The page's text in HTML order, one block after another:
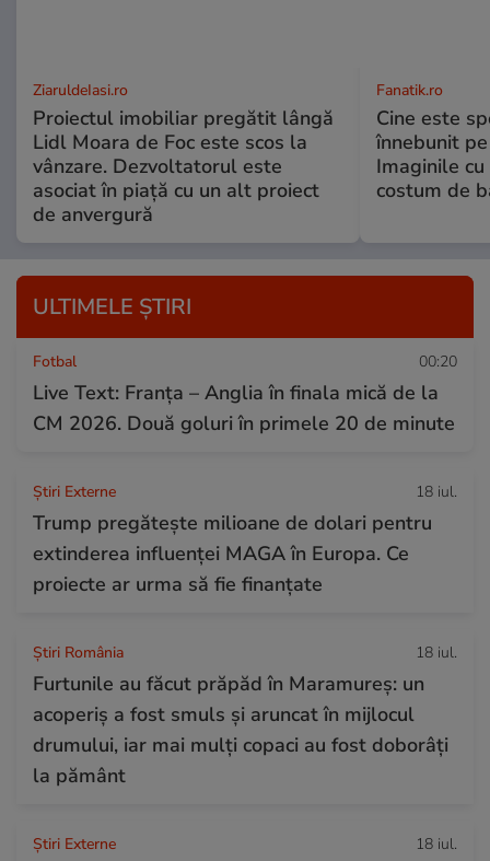
ZiaruldeIasi.ro
Proiectul imobiliar pregătit lângă
Lidl Moara de Foc este scos la
vânzare. Dezvoltatorul este
asociat în piață cu un alt proiect
de anvergură
Fanatik.ro
Cine este
înnebunit
Imaginile
costum de
ULTIMELE ȘTIRI
Fotbal 00:20
Live Text: Franța – Anglia în finala mică de la
CM 2026. Două goluri în primele 20 de minute
Știri Externe 18 iul.
Trump pregătește milioane de dolari pentru
extinderea influenței MAGA în Europa. Ce
proiecte ar urma să fie finanțate
Știri România 18 iul.
Furtunile au făcut prăpăd în Maramureș: un
acoperiș a fost smuls și aruncat în mijlocul
drumului, iar mai mulți copaci au fost doborâți
la pământ
Știri Externe 18 iul.